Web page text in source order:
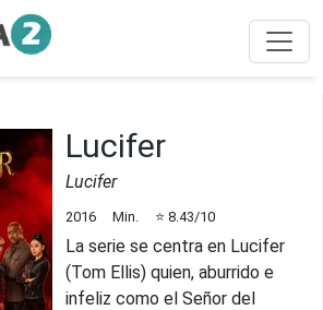
Lucifer
Lucifer
2016 Min. ⭐ 8.43/10
La serie se centra en Lucifer
(Tom Ellis) quien, aburrido e
infeliz como el Señor del